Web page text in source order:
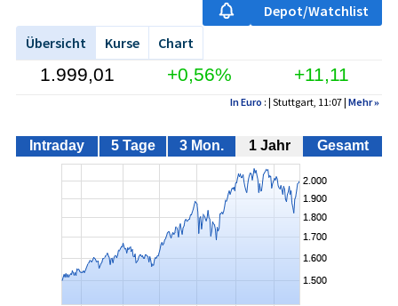
Depot/Watchlist
Übersicht
Kurse Chart
1.999,01 +0,56% +11,11
In Euro : | Stuttgart, 11:07 | Mehr»
Intraday 5 Tage 3 Mon. 1 Jahr Gesamt